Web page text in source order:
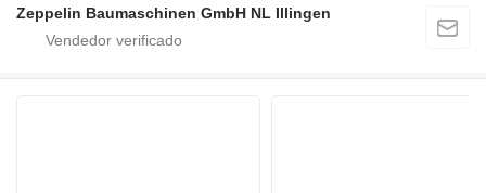
Zeppelin Baumaschinen GmbH NL Illingen